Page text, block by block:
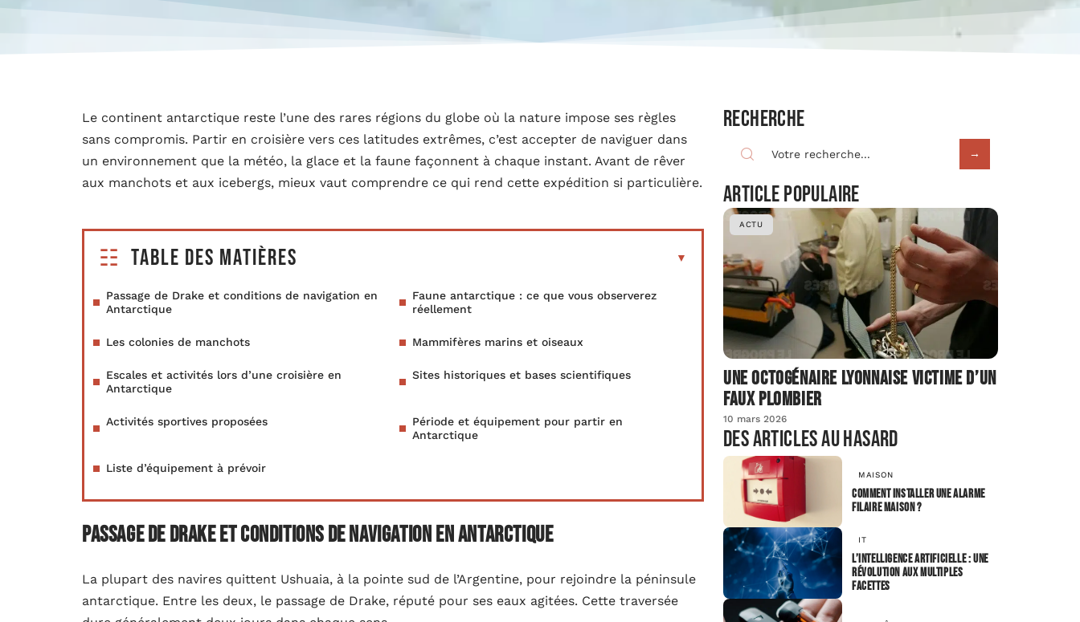
Le continent antarctique reste l’une des rares régions du globe où la nature impose ses règles
sans compromis. Partir en croisière vers ces latitudes extrêmes, c’est accepter de naviguer dans
un environnement que la météo, la glace et la faune façonnent à chaque instant. Avant de rêver
aux manchots et aux icebergs, mieux vaut comprendre ce qui rend cette expédition si particulière.
Table des matières
Passage de Drake et conditions de navigation en
Antarctique
Faune antarctique : ce que vous observerez
réellement
Les colonies de manchots Mammifères marins et oiseaux
Escales et activités lors d’une croisière en
Antarctique
Sites historiques et bases scientifiques
Activités sportives proposées
Période et équipement pour partir en
Antarctique
Liste d’équipement à prévoir
Passage de Drake et conditions de navigation en Antarctique
La plupart des navires quittent Ushuaia, à la pointe sud de l’Argentine, pour rejoindre la péninsule
antarctique. Entre les deux, le passage de Drake, réputé pour ses eaux agitées. Cette traversée
Recherche
Article populaire
ACTU
Une octogénaire lyonnaise victime d’un
faux plombier
10 mars 2026
Des articles au hasard
MAISON
Comment installer une alarme
filaire maison ?
IT
L’intelligence artificielle : Une
révolution aux multiples
facettes